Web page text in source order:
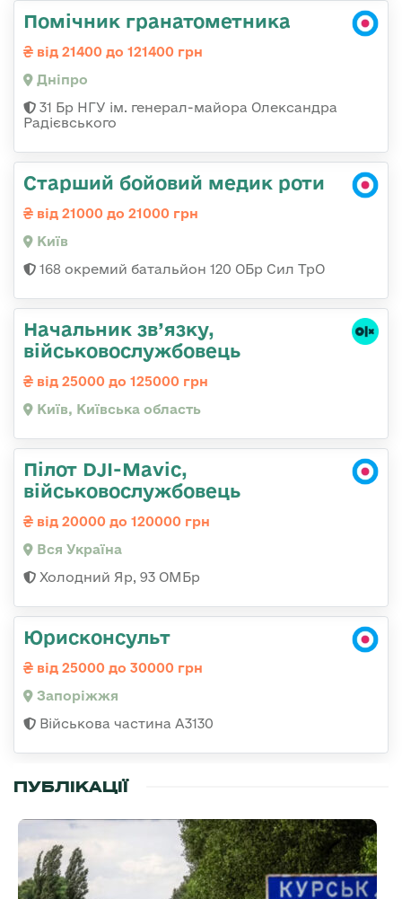
Помічник гранатометника
від 21400 до 121400 грн
Дніпро
31 Бр НГУ ім. генерал-майора Олександра
Радієвського
Старший бойовий медик роти
від 21000 до 21000 грн
Київ
168 окремий батальйон 120 ОБр Cил ТрО
Начальник зв’язку,
військовослужбовець
від 25000 до 125000 грн
Київ, Київська область
Пілот DJI-Mavic,
військовослужбовець
від 20000 до 120000 грн
Вся Україна
Холодний Яр, 93 ОМБр
Юрисконсульт
від 25000 до 30000 грн
Запоріжжя
Військова частина А3130
ПУБЛІКАЦІЇ